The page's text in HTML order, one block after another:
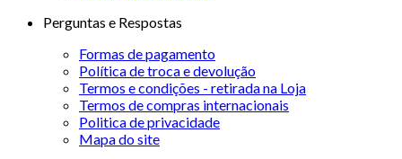
Perguntas e Respostas
Formas de pagamento
Política de troca e devolução
Termos e condições - retirada na Loja
Termos de compras internacionais
Politica de privacidade
Mapa do site